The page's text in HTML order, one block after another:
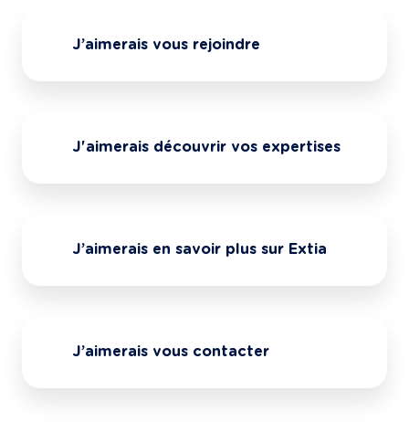
J’aimerais vous rejoindre
J'aimerais découvrir vos expertises
J’aimerais en savoir plus sur Extia
J’aimerais vous contacter